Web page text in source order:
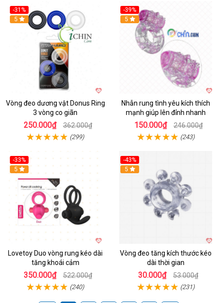
-31%
5
Vòng đeo dương vật Donus Ring
3 vòng co giãn
250.000₫ 362.000₫
(299)
-39%
5
Nhẫn rung tình yêu kích thích
mạnh giúp lên đỉnh nhanh
150.000₫ 246.000₫
(243)
-33%
Hot
5
Lovetoy Duo vòng rung kéo dài
tăng khoái cảm
350.000₫ 522.000₫
(240)
-43%
Hot
5
Vòng đeo tăng kích thước kéo
dài thời gian
30.000₫ 53.000₫
(231)